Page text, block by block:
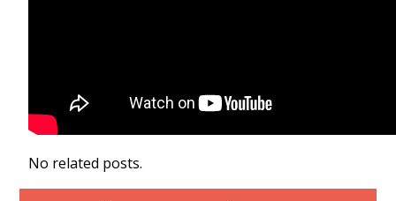
No related posts.